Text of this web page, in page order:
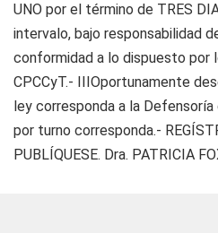
UNO por el término de TRES
intervalo, bajo responsabilidad
conformidad a lo dispuesto por
CPCCyT.- IIIOportunamente
ley corresponda a la
por turno corresponda.-
PUBLÍQUESE. Dra. PATRICIA